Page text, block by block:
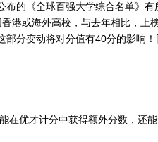
布的《全球百强大学综合名单》
港或海外高校，与去年相比，上
部分变动将对分值有40分的影响
在优才计分中获得额外分数，还